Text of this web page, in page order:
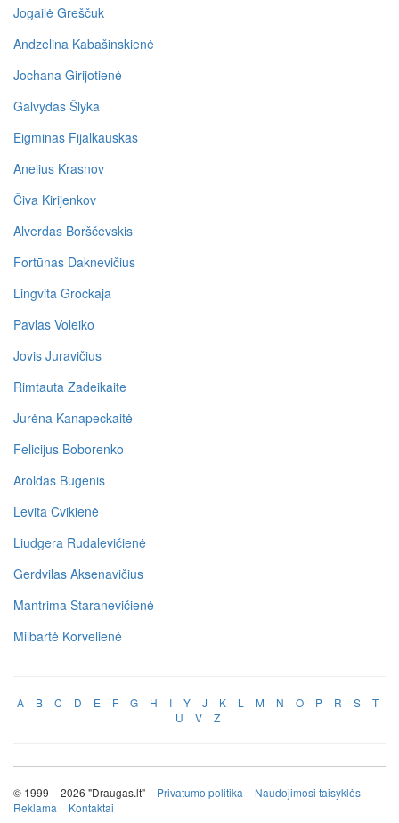
Jogailė Greščuk
Andzelina Kabašinskienė
Jochana Girijotienė
Galvydas Šlyka
Eigminas Fijalkauskas
Anelius Krasnov
Čiva Kirijenkov
Alverdas Borščevskis
Fortūnas Daknevičius
Lingvita Grockaja
Pavlas Voleiko
Jovis Juravičius
Rimtauta Zadeikaite
Jurėna Kanapeckaitė
Felicijus Boborenko
Aroldas Bugenis
Levita Cvikienė
Liudgera Rudalevičienė
Gerdvilas Aksenavičius
Mantrima Staranevičienė
Milbartė Korvelienė
A B C D E F G H I Y J K L M N O P R S
T
U
V Z
© 1999 – 2026 "Draugas.lt" Privatumo politika
Naudojimosi taisyklės
Reklama
Kontaktai